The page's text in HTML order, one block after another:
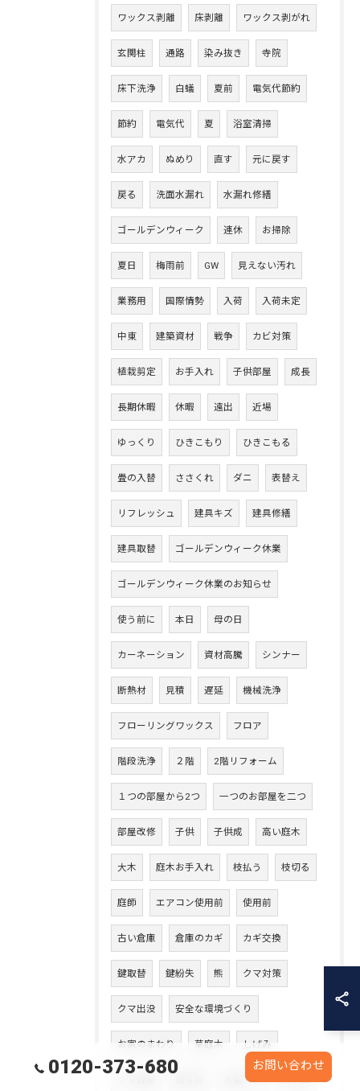
ワックス剥離 床剥離 ワックス剥がれ
玄関柱 通路 染み抜き 寺院
床下洗浄 白蟻 夏前 電気代節約
節約 電気代 夏 浴室清掃
水アカ ぬめり 直す 元に戻す
戻る 洗面水漏れ 水漏れ修繕
ゴールデンウィーク 連休 お掃除
夏日 梅雨前 GW 見えない汚れ
業務用 国際情勢 入荷 入荷未定
中東 建築資材 戦争 カビ対策
植栽剪定 お手入れ 子供部屋 成長
長期休暇 休暇 遠出 近場
ゆっくり ひきこもり ひきこもる
畳の入替 ささくれ ダニ 表替え
リフレッシュ 建具キズ 建具修繕
建具取替 ゴールデンウィーク休業
ゴールデンウィーク休業のお知らせ
使う前に 本日 母の日
カーネーション 資材高騰 シンナー
断熱材 見積 遅延 機械洗浄
フローリングワックス フロア
階段洗浄 ２階 2階リフォーム
１つの部屋から2つ 一つのお部屋を二つ
部屋改修 子供 子供成 高い庭木
大木 庭木お手入れ 枝払う 枝切る
庭師 エアコン使用前 使用前
古い倉庫 倉庫のカギ カギ交換
鍵取替 鍵紛失 熊 クマ対策
クマ出没 安全な環境づくり
お家のまわり 草庭木 しげみ
木製ドア 入り口
0120-373-680 お問い合わせ